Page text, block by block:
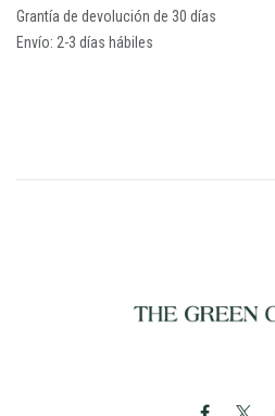
Grantía de devolución de 30 días
Envío: 2-3 días hábiles